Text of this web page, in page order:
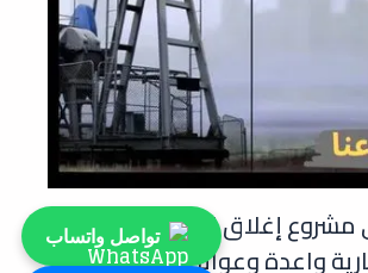
إغلاق الآبار النفطية:
واعدة وعوائد مستدامة
تواصل واتساب